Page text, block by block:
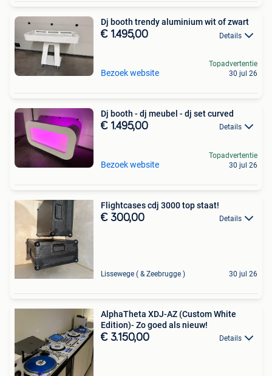
Dj booth trendy aluminium wit of zwart
€ 1.495,00 Details
Bezoek website
Topadvertentie
30 jul 26
Dj booth - dj meubel - dj set curved
€ 1.495,00 Details
Bezoek website
Topadvertentie
30 jul 26
Flightcases cdj 3000 top staat!
€ 300,00 Details
Lissewege ( & Zeebrugge ) 30 jul 26
AlphaTheta XDJ-AZ (Custom White
Edition)- Zo goed als nieuw!
€ 3.150,00 Details